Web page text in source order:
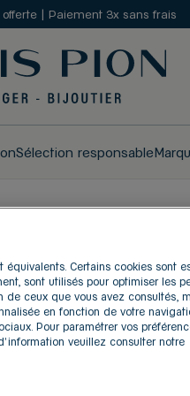
offerte | Paiement 3x sans frais
Sélection responsable
À
Certains cookies sont
sont utilisés pour optimiser les
de ceux que vous avez consultés,
en fonction de votre
Pour paramétrer vos
veuillez consulter notre